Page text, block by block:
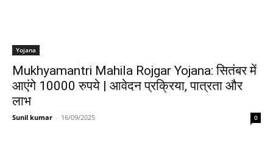
Yojana
Mukhyamantri Mahila Rojgar Yojana: सितंबर में
आएंगे 10000 रुपये | आवेदन प्रक्रिया, पात्रता और
लाभ
Sunil kumar - 16/09/2025 0